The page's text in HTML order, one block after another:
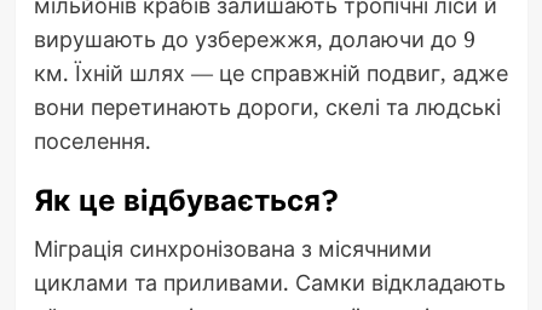
вирушають до узбережжя, долаючи до 9
км. Їхній шлях — це справжній подвиг, адже
вони перетинають дороги, скелі та людські
поселення.
Як це відбувається?
Міграція синхронізована з місячними
циклами та приливами. Самки відкладають